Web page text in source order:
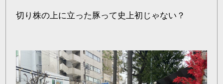
切り株の上に立った豚って史上初じゃない？